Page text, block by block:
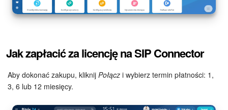
Wsparcie Bitrix24
AI CoPilot
Jak zapłacić za licencję na SIP Connector
Aby dokonać zakupu, kliknij Połącz i wybierz termin płatności: 1,
3, 6 lub 12 miesięcy.